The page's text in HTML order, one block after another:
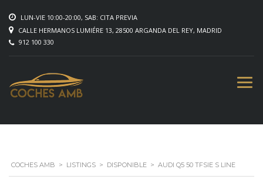
LUN-VIE 10:00-20:00, SAB: CITA PREVIA
CALLE HERMANOS LUMIÉRE 13, 28500 ARGANDA DEL REY, MADRID
912 100 330
COCHES AMB > LISTINGS > DISPONIBLE > AUDI Q5 50 TFSIE S LINE